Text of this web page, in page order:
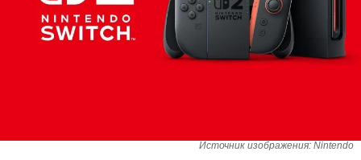
Источник изображения: Nintendo